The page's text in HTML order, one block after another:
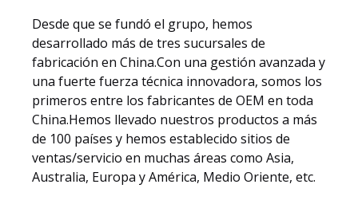
Desde que se fundó el grupo, hemos
desarrollado más de tres sucursales de
fabricación en China.Con una gestión avanzada y
una fuerte fuerza técnica innovadora, somos los
primeros entre los fabricantes de OEM en toda
China.Hemos llevado nuestros productos a más
de 100 países y hemos establecido sitios de
ventas/servicio en muchas áreas como Asia,
Australia, Europa y América, Medio Oriente, etc.